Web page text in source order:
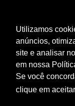
Utilizamos
anúncios,
site e analisar
em nossa
Se você
clique em
HOME